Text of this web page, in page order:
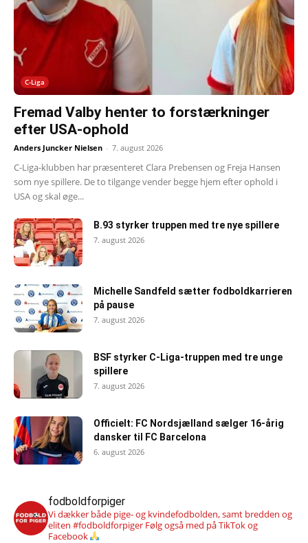
C-Liga
Fremad Valby henter to forstærkninger
efter USA-ophold
Anders Juncker Nielsen - 7. august 2026
C-Liga-klubben har præsenteret Clara Prebensen og Freja Hansen
som nye spillere. De to tilgange vender begge hjem efter ophold i
USA og skal øge...
B.93 styrker truppen med tre nye spillere
7. august 2026
Michelle Sandfeld sætter fodboldkarrieren
på pause
7. august 2026
BSF styrker C-Liga-truppen med tre unge
spillere
7. august 2026
Officielt: FC Nordsjælland sælger 16-årig
dansker til FC Barcelona
6. august 2026
fodboldforpiger
Vi dækker både pige- og kvindefodbolden, samt bredden og
eliten #fodboldforpiger Følg også med på TikTok og
Facebook